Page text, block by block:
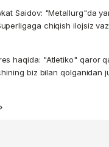
Saidov: "Metallurg"da
chiqish ilojsiz
haqida: "Atletiko" qaror
biz bilan qolganidan